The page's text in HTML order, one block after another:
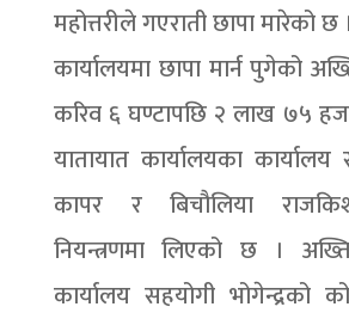
महोत्तरीले गएराती छापा मारेको छ ।
कार्यालयमा छापा मार्न पुगेको
करिव ६ घण्टापछि २ लाख ७५
यातायात कार्यालयका कार्यालय
कापर र बिचौलिया
नियन्त्रणमा लिएको छ ।
कार्यालय सहयोगी भोगेन्द्रको